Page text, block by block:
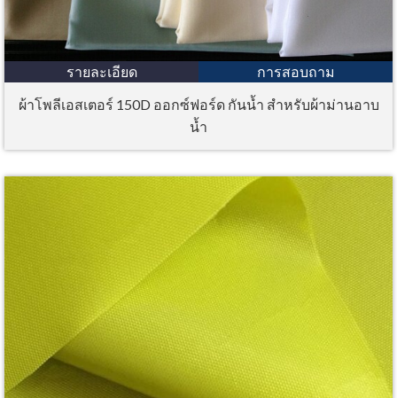
รายละเอียด
การสอบถาม
ผ้าโพลีเอสเตอร์ 150D ออกซ์ฟอร์ด กันน้ำ สำหรับผ้าม่านอาบ
น้ำ